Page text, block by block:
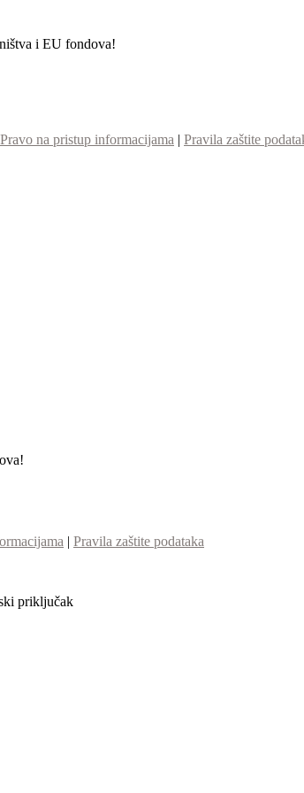
i EU fondova!
Pravo na pristup informacijama | Pravila zaštite
| Pravila zaštite podataka
priključak